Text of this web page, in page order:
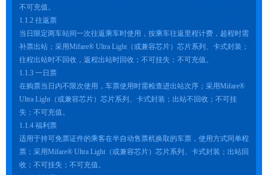
不可充值。
1.1.2 往返票
当日限定两车站间一次往返乘车时使用，按乘车往返里程计费，超程时需
补票出站；采用Mifare® Ultra Light（或兼容芯片）芯片系列、卡式封装；
往程出站时不回收，返程出站时回收；不可挂失；不可充值。
1.1.3 一日票
在购票当日内不限次使用，车票使用时需检查进出站次序；采用Mifare®
Ultra Light（或兼容芯片）芯片系列、卡式封装；出站不回收；不可挂
失；不可充值。
1.1.4 福利票
适用于持可免票证件的乘客在半自动售票机换取的车票，使用方式同单程
票；采用Mifare® Ultra Light（或兼容芯片）芯片系列、卡式封装；出站回
收；不可挂失；不可充值。